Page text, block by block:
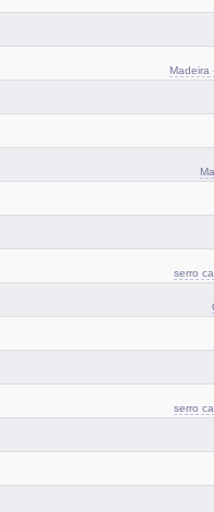
Madeira
serro
serro